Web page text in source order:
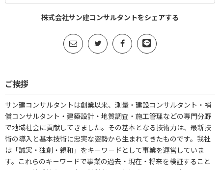
株式会社サン建コンサルタントをシェアする
ご挨拶
サン建コンサルタントは創業以来、測量・建設コンサルタント・補
償コンサルタント・建築設計・地質調査・施工管理などの専門分野
で地域社会に貢献してきました。その基本となる技術力は、最新技
術の導入と基本技術に忠実な姿勢から生まれてきたものです。我社
は「誠実・独創・親和」をキ－ワ－ドとして事業を運営していま
す。これらのキ－ワ－ドで事業の過去・現在・将来を検証すること